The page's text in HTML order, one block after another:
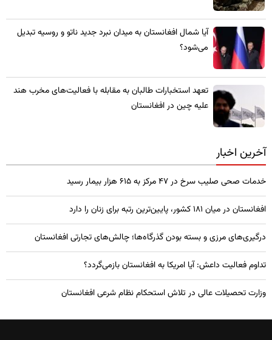
​آیا شمال افغانستان به میدان نبرد جدید ناتو و روسیه تبدیل
می‌شود؟
تعهد استخبارات طالبان به مقابله با فعالیت‌های مخرب هند
علیه چین در افغانستان
آخرین اخبار
خدمات صحی صلیب سرخ در 47 مرکز به 615 هزار بیمار رسید
افغانستان در میان ۱۸۱ کشور، پایین‌ترین رتبه برای زنان را دارد
درگیری‌های مرزی و بسته بودن گذرگاه‌ها؛ چالش‌های تجارتی افغانستان
تداوم فعالیت داعش: آیا امریکا به افغانستان بازمی‌گردد؟
وزارت تحصیلات عالی در تلاش استحکام نظام شرعی افغانستان